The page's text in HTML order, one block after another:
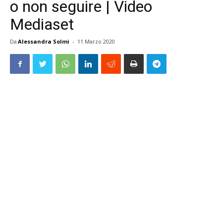
o non seguire | Video
Mediaset
Da Alessandra Solmi - 11 Marzo 2020